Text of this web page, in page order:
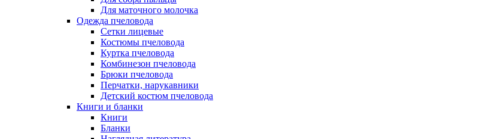
Для маточного молочка
Одежда пчеловода
Сетки лицевые
Костюмы пчеловода
Куртка пчеловода
Комбинезон пчеловода
Брюки пчеловода
Перчатки, нарукавники
Детский костюм пчеловода
Книги и бланки
Книги
Бланки